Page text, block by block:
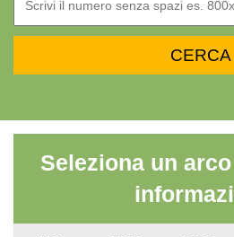
Seleziona un